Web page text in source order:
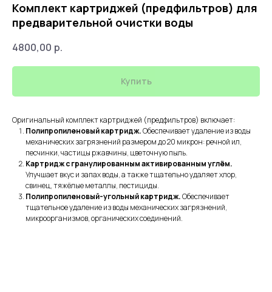
Комплект картриджей (предфильтров) для
предварительной очистки воды
4800,00 р.
Купить
Оригинальный комплект картриджей (предфильтров) включает:
Полипропиленовый картридж.Обеспечивает удаление из воды
механических загрязнений размером до 20 микрон: речной ил,
песчинки, частицы ржавчины, цветочную пыль.
Картридж с гранулированным активированным углём.
Улучшает вкус и запах воды, а также тщательно удаляет хлор,
свинец, тяжёлые металлы, пестициды.
Полипропиленовый-угольный картридж.Обеспечивает
тщательное удаление из воды механических загрязнений,
микроорганизмов, органических соединений.